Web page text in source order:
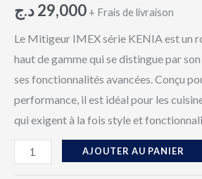
29,000د.ج + Frais de livraison
Le Mitigeur IMEX série KENIA est un
haut de gamme qui se distingue par
ses fonctionnalités avancées. Conçu
performance, il est idéal pour les
qui exigent à la fois style et
AJOUTER AU PANIER